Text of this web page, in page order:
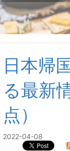
日本帰
る最新
点）
2022-04-08